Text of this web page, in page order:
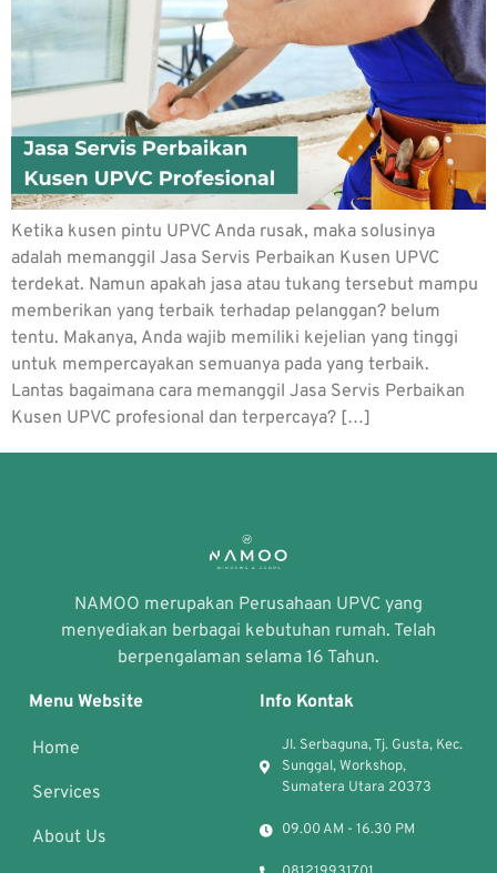
Ketika kusen pintu UPVC Anda rusak, maka solusinya
adalah memanggil Jasa Servis Perbaikan Kusen UPVC
terdekat. Namun apakah jasa atau tukang tersebut mampu
memberikan yang terbaik terhadap pelanggan? belum
tentu. Makanya, Anda wajib memiliki kejelian yang tinggi
untuk mempercayakan semuanya pada yang terbaik.
Lantas bagaimana cara memanggil Jasa Servis Perbaikan
Kusen UPVC profesional dan terpercaya? […]
NAMOO merupakan Perusahaan UPVC yang
menyediakan berbagai kebutuhan rumah. Telah
berpengalaman selama 16 Tahun.
Menu Website
Home
Services
About Us
Info Kontak
Jl. Serbaguna, Tj. Gusta, Kec.
Sunggal, Workshop,
Sumatera Utara 20373
09.00 AM - 16.30 PM